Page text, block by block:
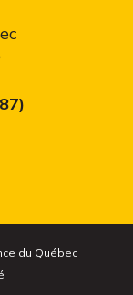
du Québec